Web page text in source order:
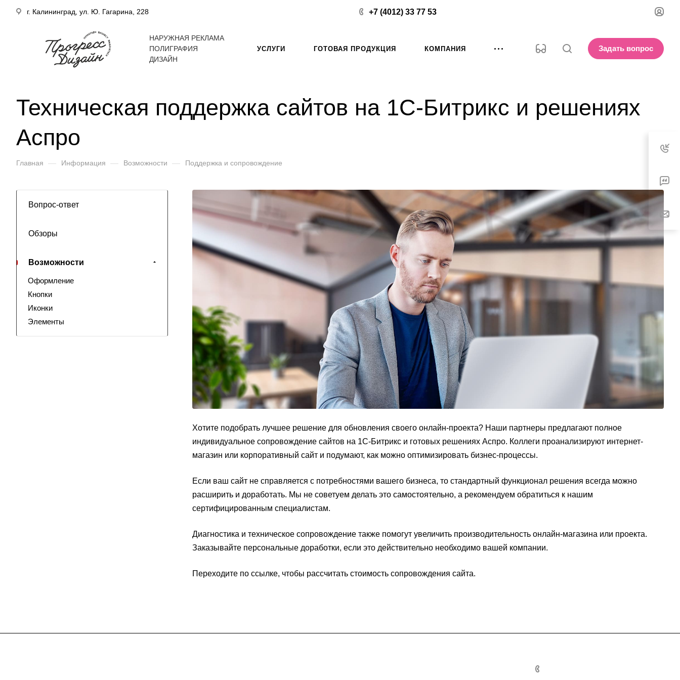
г. Калининград, ул. Ю. Гагарина, 228 +7 (4012) 33 77 53
НАРУЖНАЯ РЕКЛАМА
ПОЛИГРАФИЯ
ДИЗАЙН
УСЛУГИ ГОТОВАЯ ПРОДУКЦИЯ КОМПАНИЯ Задать вопрос
Техническая поддержка сайтов на 1С-Битрикс и решениях
Аспро
Главная — Информация — Возможности — Поддержка и сопровождение
Хотите подобрать лучшее решение для обновления своего онлайн-проекта? Наши партнеры предлагают полное
индивидуальное сопровождение сайтов на 1С-Битрикс и готовых решениях Аспро. Коллеги проанализируют интернет-
магазин или корпоративный сайт и подумают, как можно оптимизировать бизнес-процессы.
Если ваш сайт не справляется с потребностями вашего бизнеса, то стандартный функционал решения всегда можно
расширить и доработать. Мы не советуем делать это самостоятельно, а рекомендуем обратиться к нашим
сертифицированным специалистам.
Диагностика и техническое сопровождение также помогут увеличить производительность онлайн-магазина или проекта.
Заказывайте персональные доработки, если это действительно необходимо вашей компании.
Переходите по ссылке, чтобы рассчитать стоимость сопровождения сайта.
Вопрос-ответ
Обзоры
Возможности
Оформление
Кнопки
Иконки
Элементы